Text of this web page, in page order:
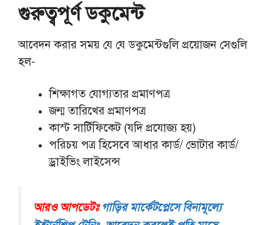
গুরুত্বপূর্ণ ডকুমেন্ট
আবেদন করার সময় যে যে ডকুমেন্টগুলি প্রয়োজন সেগুলি
হল-
শিক্ষাগত যোগ্যতার প্রমাণপত্র
জন্ম তারিখের প্রমাণপত্র
কাস্ট সার্টিফিকেট (যদি প্রযোজ্য হয়)
পরিচয় পত্র হিসেবে আধার কার্ড/ ভোটার কার্ড/
ড্রাইভিং লাইসেন্স
আরও আপডেটঃগাড়ির মার্কেটপ্লেসে বিনামূল্যে